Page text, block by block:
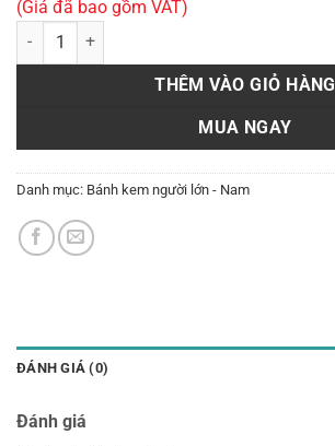
(Giá đã bao gồm VAT)
Bánh kem nam 04 số lượng
THÊM VÀO GIỎ HÀNG
MUA NGAY
Danh mục: Bánh kem người lớn - Nam
ĐÁNH GIÁ (0)
Đánh giá